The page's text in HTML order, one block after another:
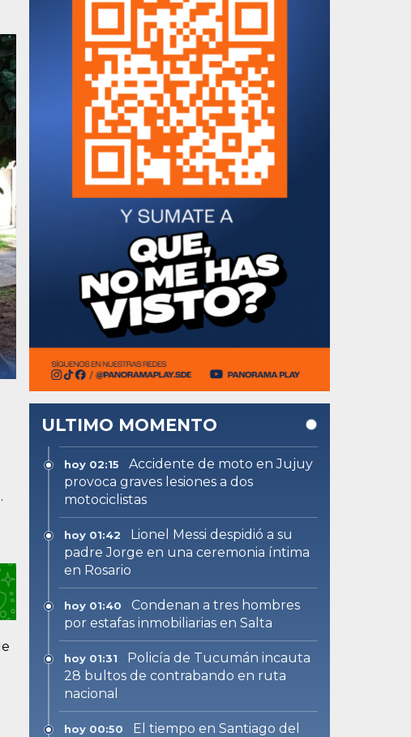
.
ULTIMO MOMENTO
hoy 02:15
Accidente de moto en Jujuy
provoca graves lesiones a dos
motociclistas
hoy 01:42
Lionel Messi despidió a su
padre Jorge en una ceremonia íntima
en Rosario
hoy 01:40
Condenan a tres hombres
por estafas inmobiliarias en Salta
hoy 01:31
Policía de Tucumán incauta
28 bultos de contrabando en ruta
nacional
hoy 00:50
El tiempo en Santiago del